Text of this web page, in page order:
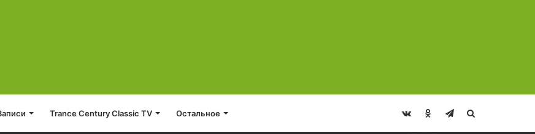
Trance Century Classic TV Остальное Telegram
Odnoklassniki
vk.com